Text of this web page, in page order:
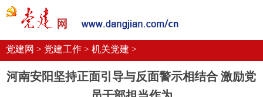
党建要闻
机关党建
校园党建 企业党建
党建网 > 党建工作 > 机关党建 >
河南安阳坚持正面引导与反面警示相结合 激励党